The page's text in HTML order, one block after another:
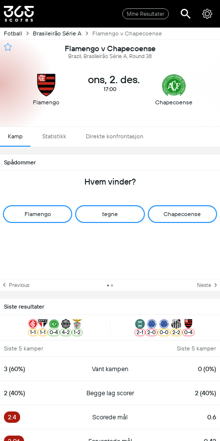
Mine Resultater
Fotball Brasileirão Série A Flamengo v Chapecoense
Flamengo v Chapecoense
Brazil, Brasileirão Série A, Round 38
Flamengo
ons, 2. des.
17:00
Chapecoense
Kamp Statistikk Direkte konfrontasjon
Spådommer
Hvem vinder?
Flamengo tegne Chapecoense
Previous Neste
Siste resultater
1-1 1-1 0-4 4-2 1-2 2-1 2-0 0-0 2-2 0-4
Siste 5 kamper Siste 5 kamper
3 (60%) Vant kampen 0 (0%)
2 (40%) Begge lag scorer 2 (40%)
2.4 Scorede mål 0.6